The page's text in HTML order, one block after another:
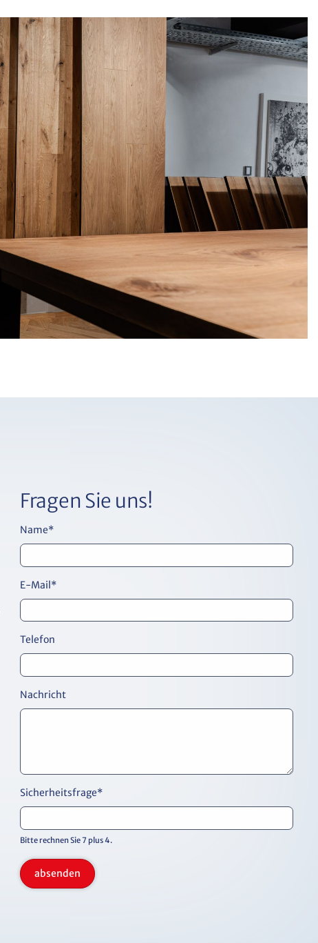
Fragen Sie uns!
Name*
E-Mail*
Telefon
Nachricht
Sicherheitsfrage*
Bitte rechnen Sie 7 plus 4.
absenden